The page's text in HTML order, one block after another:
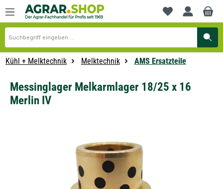
springen
Du hast 0
Kühl + Melktechnik Melktechnik AMS Ersatzteile
Messinglager Melkarmlager 18/25 x 16
Merlin IV